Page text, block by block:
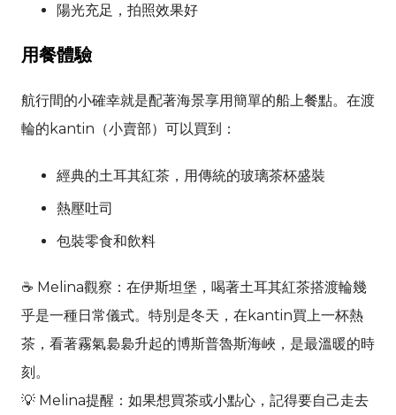
陽光充足，拍照效果好
用餐體驗
航行間的小確幸就是配著海景享用簡單的船上餐點。在渡
輪的kantin（小賣部）可以買到：
經典的土耳其紅茶，用傳統的玻璃茶杯盛裝
熱壓吐司
包裝零食和飲料
☕ Melina觀察：在伊斯坦堡，喝著土耳其紅茶搭渡輪幾
乎是一種日常儀式。特別是冬天，在kantin買上一杯熱
茶，看著霧氣裊裊升起的博斯普魯斯海峽，是最溫暖的時
刻。
💡 Melina提醒：如果想買茶或小點心，記得要自己走去